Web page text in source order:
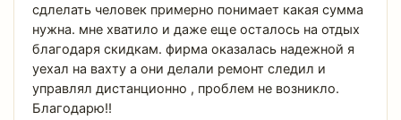
сдлелать человек примерно понимает какая сумма
нужна. мне хватило и даже еще осталось на отдых
благодаря скидкам. фирма оказалась надежной я
уехал на вахту а они делали ремонт следил и
управлял дистанционно , проблем не возникло.
Благодарю!!